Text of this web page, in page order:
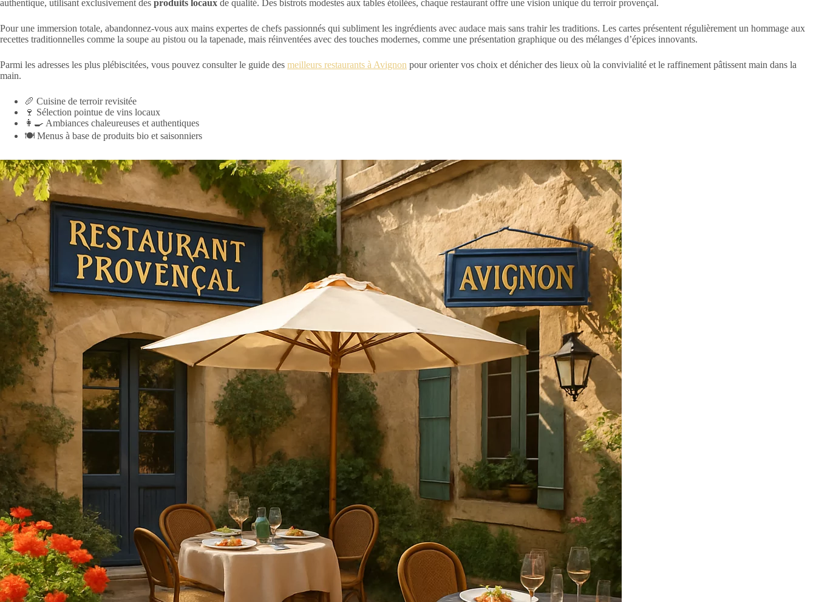
authentique, utilisant exclusivement des produits locaux de qualité. Des bistrots modestes aux tables étoilées, chaque restaurant offre une vision unique du terroir provençal.
Pour une immersion totale, abandonnez-vous aux mains expertes de chefs passionnés qui subliment les ingrédients avec audace mais sans trahir les traditions. Les cartes présentent régulièrement un hommage aux
recettes traditionnelles comme la soupe au pistou ou la tapenade, mais réinventées avec des touches modernes, comme une présentation graphique ou des mélanges d’épices innovants.
Parmi les adresses les plus plébiscitées, vous pouvez consulter le guide des meilleurs restaurants à Avignon pour orienter vos choix et dénicher des lieux où la convivialité et le raffinement pâtissent main dans la
main.
🥖 Cuisine de terroir revisitée
🍷 Sélection pointue de vins locaux
👩‍🍳 Ambiances chaleureuses et authentiques
🍽 Menus à base de produits bio et saisonniers